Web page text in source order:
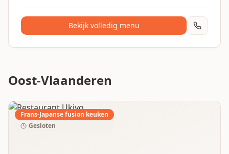
Bekijk volledig menu
Oost-Vlaanderen
Frans-Japanse fusion keuken
Gesloten